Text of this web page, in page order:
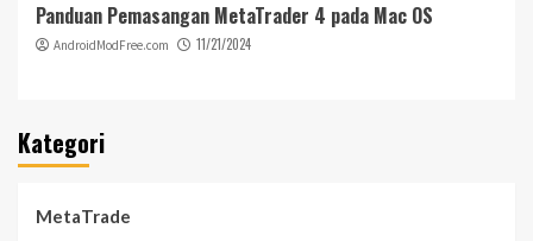
Panduan Pemasangan MetaTrader 4 pada Mac OS
AndroidModFree.com 11/21/2024
Kategori
MetaTrade